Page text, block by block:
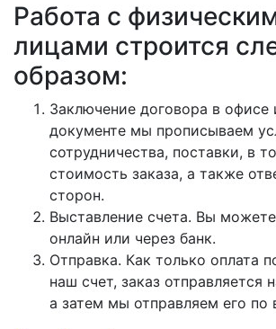
Работа с
лицами строится
образом:
Заключение договора в офисе
документе мы прописываем
сотрудничества, поставки, в
стоимость заказа, а также
сторон.
Выставление счета. Вы можете
онлайн или через банк.
Отправка. Как только оплата
наш счет, заказ отправляется
а затем мы отправляем его по